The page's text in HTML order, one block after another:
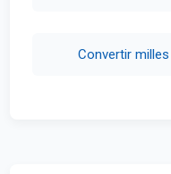
Convertir